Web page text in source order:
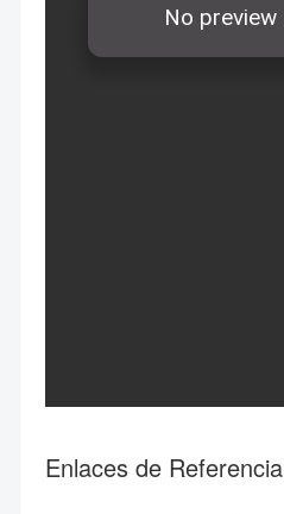
Enlaces de Referencia